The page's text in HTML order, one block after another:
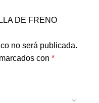
DE FRENO
no será publicada.
con *